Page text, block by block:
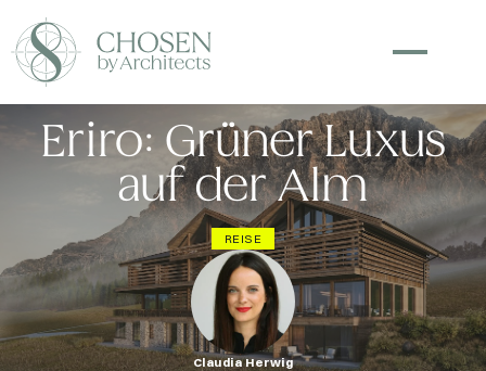
Eriro: Grüner Luxus
auf der Alm
REISE
Claudia Herwig